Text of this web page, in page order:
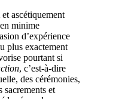
ascétiquement
minime
d’expérience
plus exactement
pourtant si
, c’est-à-dire
des cérémonies,
sacrements et